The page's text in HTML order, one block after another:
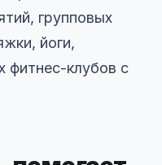
групповых
йоги,
фитнес-клубов с